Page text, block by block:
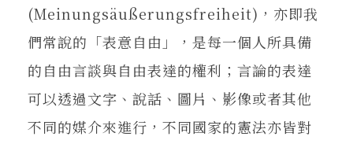
(Meinungsäußerungsfreiheit)，亦即我
們常說的「表意自由」，是每一個人所具備
的自由言談與自由表達的權利；言論的表達
可以透過文字、說話、圖片、影像或者其他
不同的媒介來進行，不同國家的憲法亦皆對